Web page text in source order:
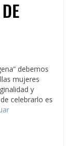
debemos
mujeres
y
celebrarlo es